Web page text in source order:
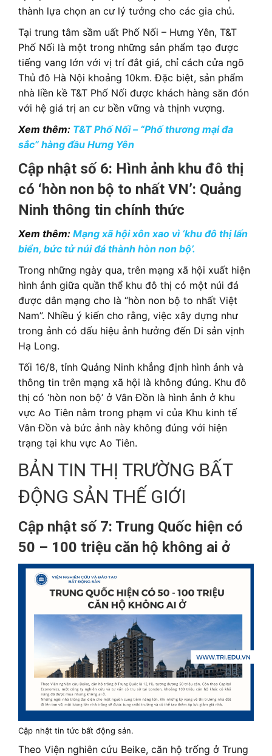
thành lựa chọn an cư lý tưởng cho các gia chủ.
Tại trung tâm sầm uất Phố Nối – Hưng Yên, T&T
Phố Nối là một trong những sản phẩm tạo được
tiếng vang lớn với vị trí đắt giá, chỉ cách cửa ngõ
Thủ đô Hà Nội khoảng 10km. Đặc biệt, sản phẩm
nhà liền kề T&T Phố Nối được khách hàng săn đón
với hệ giá trị an cư bền vững và thịnh vượng.
Xem thêm: T&T Phố Nối – “Phố thương mại đa
sắc” hàng đầu Hưng Yên
Cập nhật số 6: Hình ảnh khu đô thị
có ‘hòn non bộ to nhất VN’: Quảng
Ninh thông tin chính thức
Xem thêm: Mạng xã hội xôn xao vì ‘khu đô thị lấn
biển, bức tử núi đá thành hòn non bộ’.
Trong những ngày qua, trên mạng xã hội xuất hiện
hình ảnh giữa quần thể khu đô thị có một núi đá
được dân mạng cho là “hòn non bộ to nhất Việt
Nam”. Nhiều ý kiến cho rằng, việc xây dựng như
trong ảnh có dấu hiệu ảnh hưởng đến Di sản vịnh
Hạ Long.
Tối 16/8, tỉnh Quảng Ninh khẳng định hình ảnh và
thông tin trên mạng xã hội là không đúng. Khu đô
thị có ‘hòn non bộ’ ở Vân Đồn là hình ảnh ở khu
vực Ao Tiên nằm trong phạm vi của Khu kinh tế
Vân Đồn và bức ảnh này không đúng với hiện
trạng tại khu vực Ao Tiên.
BẢN TIN THỊ TRƯỜNG BẤT
ĐỘNG SẢN THẾ GIỚI
Cập nhật số 7: Trung Quốc hiện có
50 – 100 triệu căn hộ không ai ở
Cập nhật tin tức bất động sản.
Theo Viện nghiên cứu Beike, căn hộ trống ở Trung